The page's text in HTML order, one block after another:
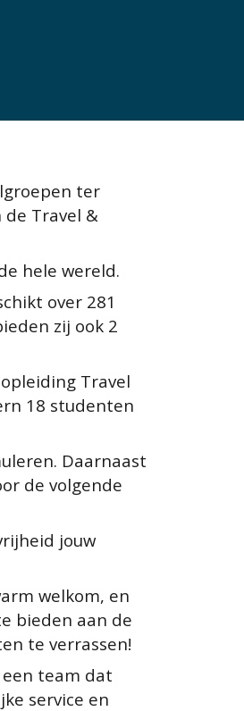
ter
Travel &
hele wereld.
over 281
zij ook 2
Travel
18 studenten
Daarnaast
de volgende
jouw
welkom, en
bieden aan de
te verrassen!
team dat
service en